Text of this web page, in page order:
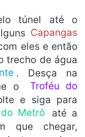
túnel até o
Capangas
eles e então
trecho de água
. Desça na
o
Troféu do
e siga para
Metrô
até a
que chegar,